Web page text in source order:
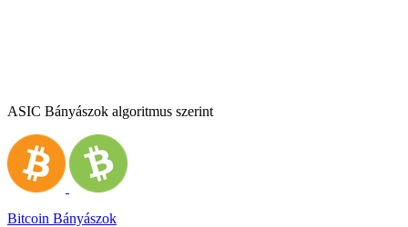
ASIC Bányászok algoritmus szerint
Bitcoin Bányászok